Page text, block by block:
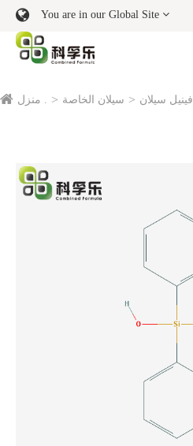
You are in our Global Site
منزل . سيلان الخاصة فينيل سيلان